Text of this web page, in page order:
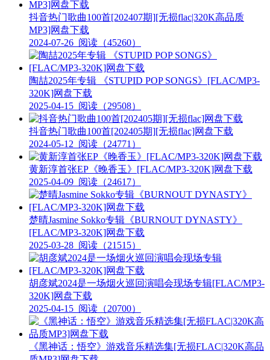
抖音热门歌曲100首[202407期][无损flac|320K高品质
MP3]网盘下载
2024-07-26 阅读（45260）
陶喆2025年专辑 《STUPID POP SONGS》[FLAC/MP3-
320K]网盘下载
2025-04-15 阅读（29508）
抖音热门歌曲100首[202405期][无损flac]网盘下载
2024-05-12 阅读（24771）
黄新淳首张EP《晚香玉》[FLAC/MP3-320K]网盘下载
2025-04-09 阅读（24617）
楚晴Jasmine Sokko专辑《BURNOUT DYNASTY》
[FLAC/MP3-320K]网盘下载
2025-03-28 阅读（21515）
胡彦斌2024是一场烟火巡回演唱会现场专辑[FLAC/MP3-
320K]网盘下载
2025-04-15 阅读（20700）
《黑神话：悟空》游戏音乐精选集[无损FLAC|320K高品